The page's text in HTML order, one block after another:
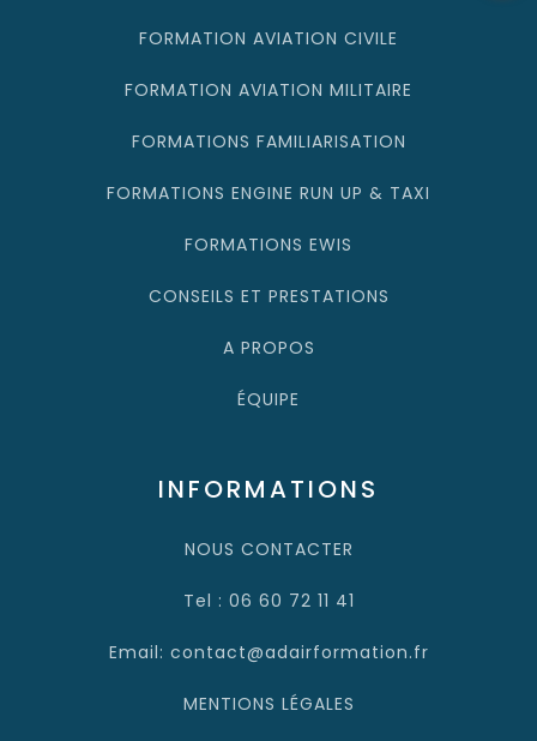
FORMATION AVIATION CIVILE
FORMATION AVIATION MILITAIRE
FORMATIONS FAMILIARISATION
FORMATIONS ENGINE RUN UP & TAXI
FORMATIONS EWIS
CONSEILS ET PRESTATIONS
A PROPOS
ÉQUIPE
INFORMATIONS
NOUS CONTACTER
Tel : 06 60 72 11 41
Email: contact@adairformation.fr
MENTIONS LÉGALES